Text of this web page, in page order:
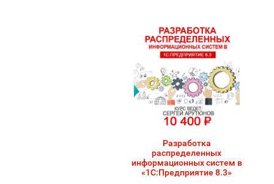
Разработка
распределенных
информационных систем в
«1С:Предприятие 8.3»